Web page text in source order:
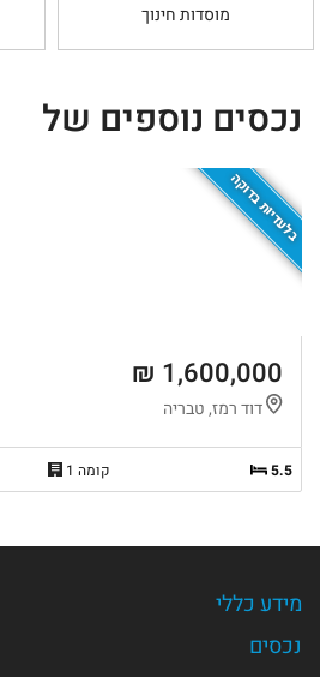
מוסדות חינוך
נכסים נוספים של
בלעדיות בדוקה
1,600,000 ₪
דוד רמז, טבריה
5.5 קומה 1
מידע כללי
נכסים